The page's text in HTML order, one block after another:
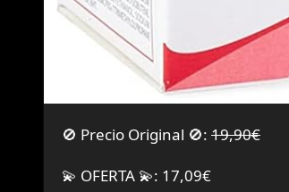
🚫 Precio Original 🚫: 19,90€
💫 OFERTA 💫: 17,09€